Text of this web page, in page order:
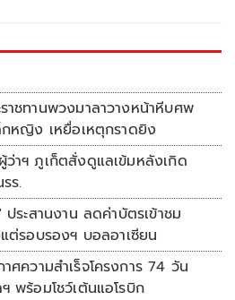
าชทานพวงมาลาวางหน้าหีบศพ
หญิง เหยื่อเหตุกราดยิง
ว่าฯ ภูเก็ตสั่งดูแลเข้มหลังเกิด
ร.
ระสานงาน ลดค่าบัตรเข้าชม
ต่รอบรองฯ บอลอาเซียน
ศความสำเร็จโครงการ 74 วัน
พร้อมโชว์เต้นแอโรบิก